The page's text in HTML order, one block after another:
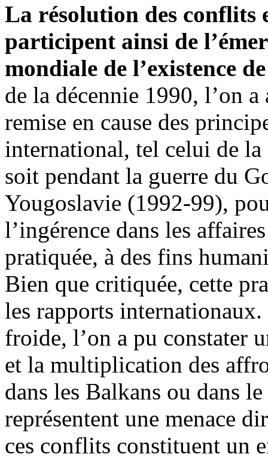
La résolution des conflits
participent ainsi de
mondiale de l’existence
de la décennie 1990, l’on
remise en cause des
international, tel celui de la
soit pendant la guerre du
Yougoslavie (1992-99),
l’ingérence dans les
pratiquée, à des fins
Bien que critiquée, cette
les rapports
froide, l’on a pu constater
et la multiplication des
dans les Balkans ou dans
représentent une menace
ces conflits constituent un